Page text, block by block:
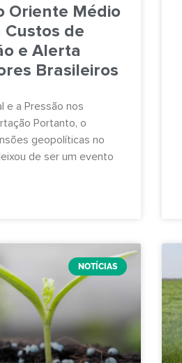
Oriente Médio
Custos de
e Alerta
Brasileiros
e a Pressão nos
Portanto, o
geopolíticas no
de ser um evento
NOTÍCIAS